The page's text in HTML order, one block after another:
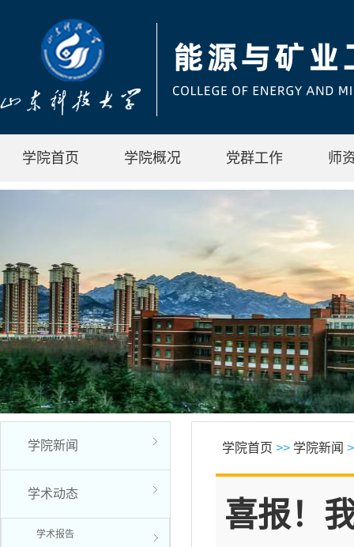
学院首页 学院概况 党群工作 师
学院新闻
学术动态
学术报告
学院首页 >> 学院新闻
喜报！